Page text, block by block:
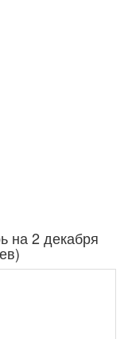
на 2 декабря